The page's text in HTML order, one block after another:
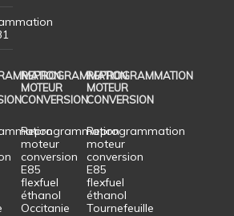
REPROGRAMMATION
MOTEUR
CONVERSION
Reprogrammation
moteur
conversion
E85
flexfuel
éthanol
Occitanie
REPROGRAMMATION
MOTEUR
CONVERSION
Reprogrammation
moteur
conversion
E85
flexfuel
éthanol
Tournefeuille